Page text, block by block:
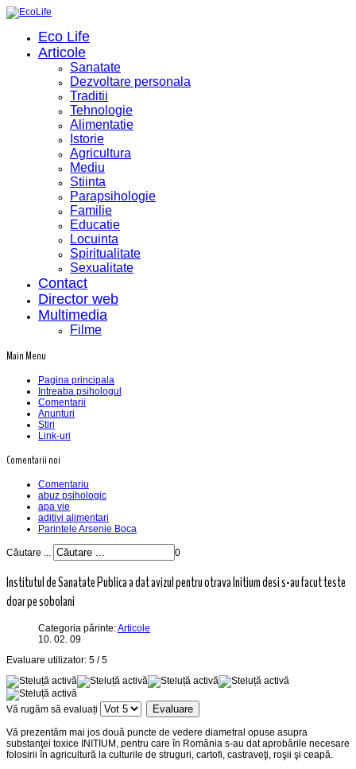
Eco Life
Articole
Sanatate
Dezvoltare personala
Traditii
Tehnologie
Alimentatie
Istorie
Agricultura
Mediu
Stiinta
Parapsihologie
Familie
Educatie
Locuinta
Spiritualitate
Sexualitate
Contact
Director web
Multimedia
Filme
Main Menu
Pagina principala
Intreaba psihologul
Comentarii
Anunturi
Stiri
Link-uri
Comentarii noi
Comentariu
abuz psihologic
apa vie
aditivi alimentari
Parintele Arsenie Boca
Căutare ... 0
Institutul de Sanatate Publica a dat avizul pentru otrava Initium desi s-au facut teste
doar pe sobolani
Categoria părinte:Articole
10. 02. 09
Evaluare utilizator: 5 /5
Vă rugăm să evaluați
Vă prezentăm mai jos două puncte de vedere diametral opuse asupra
substanţei toxice INITIUM, pentru care în România s-au dat aprobările necesare
folosirii în agricultură la culturile de struguri, cartofi, castraveţi, roşii şi ceapă.